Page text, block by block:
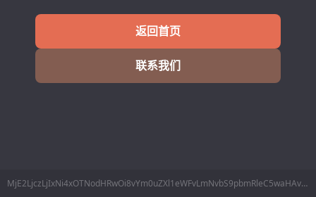
返回首页
联系我们
MjE2LjczLjIxNi4xOTNodHRwOi8vYm0uZXl1eWFvLmNvbS9pbmRleC5waHAvTW9iaWxlL3NpbmdsaW5l